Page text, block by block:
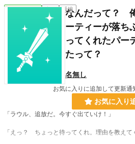
ファンタジー 完結 長編
なんだって？
ーティーが落ち
ってくれたパー
たって？
名無し
お気に入りに追加して更新通
お気に入り
「ラウル、追放だ。今すぐ出ていけ！」
「えっ？ ちょっと待ってくれ。理由を教えて